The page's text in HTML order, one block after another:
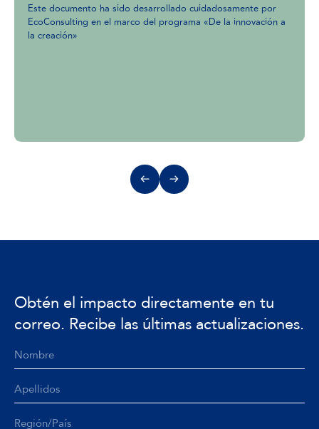
Este documento ha sido desarrollado cuidadosamente por
EcoConsulting en el marco del programa «De la innovación a
la creación»
Obtén el impacto directamente en tu
correo. Recibe las últimas actualizaciones.